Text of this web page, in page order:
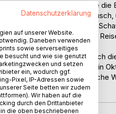
Ort. Dies wissen gerade
ihre Tage und Nächte im
Straßen und in den
beginnt die eigentliche
folgt fünf Personen durch
einem Engel in ihrer Brust, ein
im Rausch eine schreckliche
die Zeit zu vertreiben?
Datenschutzerklärung
auf unserer Website.
Daneben verwenden
sowie serverseitiges
besucht und wie sie genutzt
und setzen
ein, wodurch ggf.
Pixel, IP-Adressen sowie
Seite betten wir zudem
Wir haben auf die
durch den Drittanbieter
die oben beschriebenen